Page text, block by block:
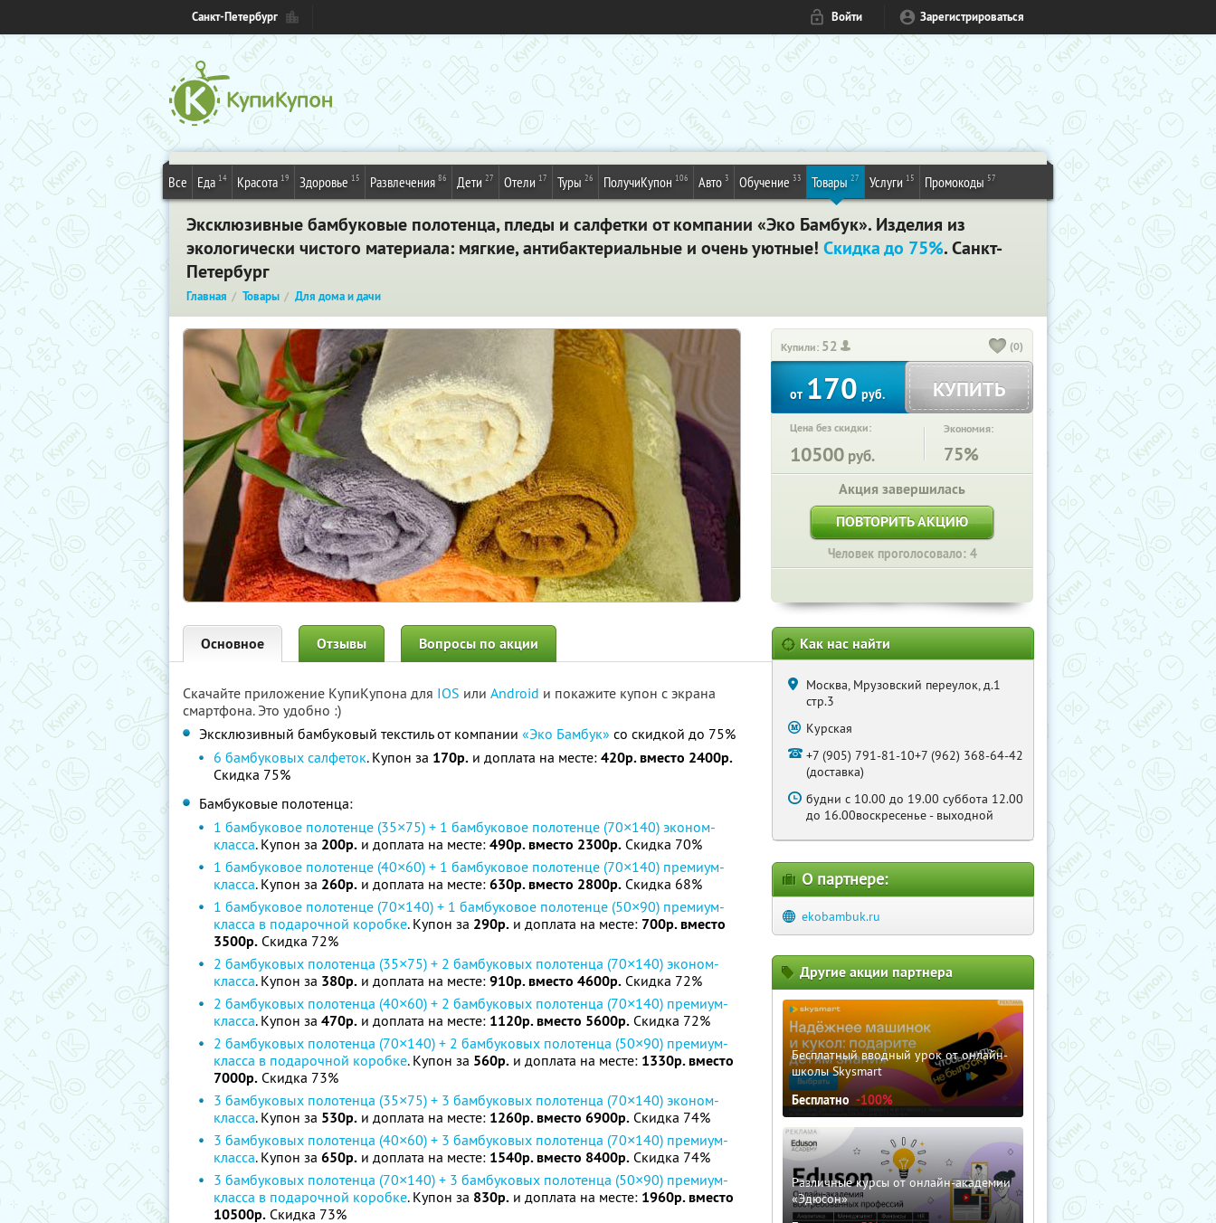
Санкт-Петербург Войти Зарегистрироваться
Все Еда 14 Красота 19 Здоровье 15 Развлечения 86 Дети 27 Отели 17 Туры 26 ПолучиКупон 106 Авто 3 Обучение 33 Товары 27 Услуги 15 Промокоды 57
Эксклюзивные бамбуковые полотенца, пледы и салфетки от компании «Эко Бамбук». Изделия из
экологически чистого материала: мягкие, антибактериальные и очень уютные! Скидка до 75%. Санкт-
Петербург
Главная Товары Для дома и дачи
Купили: 52 (0)
от170руб. КУПИТЬ
Цена без скидки:
10500 руб.
Экономия:
75%
Акция завершилась
ПОВТОРИТЬ АКЦИЮ
Человек проголосовало: 4
Основное Отзывы Вопросы по акции
Скачайте приложение КупиКупона для IOS или Android и покажите купон с экрана
смартфона. Это удобно :)
Эксклюзивный бамбуковый текстиль от компании «Эко Бамбук» со скидкой до 75%
6 бамбуковых салфеток. Купон за 170р. и доплата на месте: 420р. вместо 2400р.
Скидка 75%
Бамбуковые полотенца:
1 бамбуковое полотенце (35×75) + 1 бамбуковое полотенце (70×140) эконом-
класса. Купон за 200р. и доплата на месте: 490р. вместо 2300р. Скидка 70%
1 бамбуковое полотенце (40×60) + 1 бамбуковое полотенце (70×140) премиум-
класса. Купон за 260р. и доплата на месте: 630р. вместо 2800р. Скидка 68%
1 бамбуковое полотенце (70×140) + 1 бамбуковое полотенце (50×90) премиум-
класса в подарочной коробке. Купон за 290р. и доплата на месте: 700р. вместо
3500р. Скидка 72%
2 бамбуковых полотенца (35×75) + 2 бамбуковых полотенца (70×140) эконом-
класса. Купон за 380р. и доплата на месте: 910р. вместо 4600р. Скидка 72%
2 бамбуковых полотенца (40×60) + 2 бамбуковых полотенца (70×140) премиум-
класса. Купон за 470р. и доплата на месте: 1120р. вместо 5600р. Скидка 72%
2 бамбуковых полотенца (70×140) + 2 бамбуковых полотенца (50×90) премиум-
класса в подарочной коробке. Купон за 560р. и доплата на месте: 1330р. вместо
7000р. Скидка 73%
3 бамбуковых полотенца (35×75) + 3 бамбуковых полотенца (70×140) эконом-
класса. Купон за 530р. и доплата на месте: 1260р. вместо 6900р. Скидка 74%
3 бамбуковых полотенца (40×60) + 3 бамбуковых полотенца (70×140) премиум-
класса. Купон за 650р. и доплата на месте: 1540р. вместо 8400р. Скидка 74%
3 бамбуковых полотенца (70×140) + 3 бамбуковых полотенца (50×90) премиум-
класса в подарочной коробке. Купон за 830р. и доплата на месте: 1960р. вместо
10500р. Скидка 73%
Как нас найти
Москва, Мрузовский переулок, д.1
стр.3
Курская
+7 (905) 791-81-10+7 (962) 368-64-42
(доставка)
будни с 10.00 до 19.00 суббота 12.00
до 16.00воскресенье - выходной
О партнере:
ekobambuk.ru
Другие акции партнера
Бесплатный вводный урок от онлайн-
школы Skysmart
Бесплатно -100%
Различные курсы от онлайн-академии
«Эдюсон»